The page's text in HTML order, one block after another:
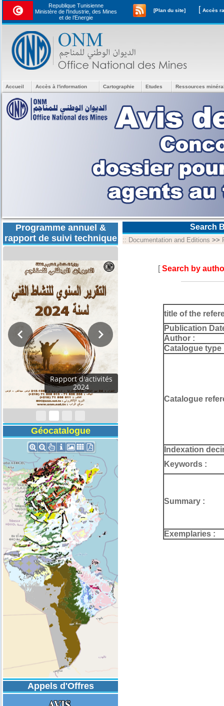
Republique Tunisienne
Ministère de l'Industrie, des Mines
et de l’Energie
[Plan du site] [
Accueil Accès à l'information Cartographie Etudes Ressources
Programme annuel &
rapport de suivi technique
Rapport d'activités
2024
Géocatalogue
Appels d'Offres
Search
:: Documentation and Editions >>
[Search by
title of the
Publication
Author :
Catalogue type
Catalogue
Indexation
Keywords :
Summary :
Exemplaries :